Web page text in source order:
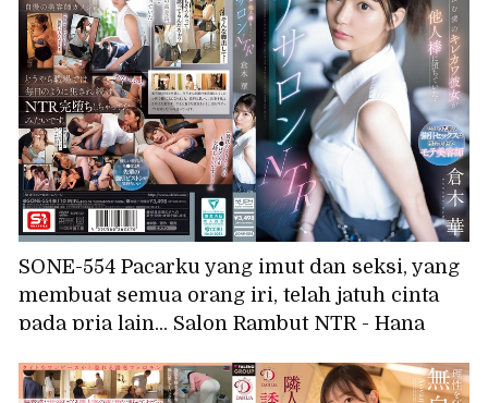
yang sangat menyenangkan. Fantasi Seks
Payudara dengan Perawat Pendukung
Pengalaman Rawat Inap
SONE-554 Pacarku yang imut dan seksi, yang
membuat semua orang iri, telah jatuh cinta
pada pria lain... Salon Rambut NTR - Hana